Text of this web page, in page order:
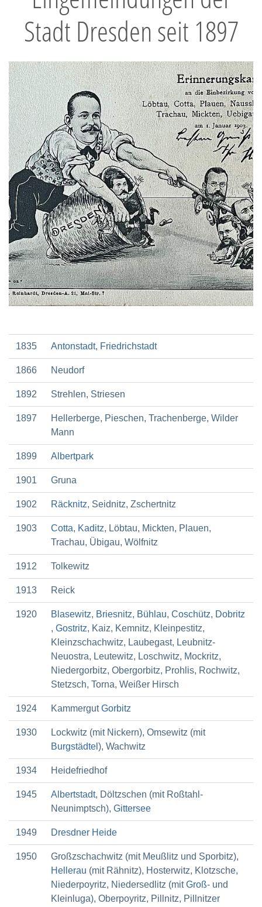
Stadt Dresden seit 1897
1835 Antonstadt, Friedrichstadt
1866 Neudorf
1892 Strehlen, Striesen
1897
Hellerberge, Pieschen, Trachenberge, Wilder
Mann
1899 Albertpark
1901 Gruna
1902 Räcknitz, Seidnitz, Zschertnitz
1903 Cotta, Kaditz, Löbtau, Mickten, Plauen,
Trachau, Übigau, Wölfnitz
1912 Tolkewitz
1913 Reick
1920 Blasewitz, Briesnitz, Bühlau, Coschütz, Dobritz
, Gostritz, Kaiz, Kemnitz, Kleinpestitz,
Kleinzschachwitz, Laubegast, Leubnitz-
Neuostra, Leutewitz, Loschwitz, Mockritz,
Niedergorbitz, Obergorbitz, Prohlis, Rochwitz,
Stetzsch, Torna, Weißer Hirsch
1924 KammergutGorbitz
1930
Lockwitz (mit Nickern), Omsewitz (mit
Burgstädtel ), Wachwitz
1934 Heidefriedhof
1945 Albertstadt, Döltzschen (mit Roßtahl-
Neunimptsch), Gittersee
1949 Dresdner Heide
1950
Großzschachwitz (mit Meußlitz und Sporbitz),
Hellerau (mit Rähnitz), Hosterwitz, Klotzsche,
Niederpoyritz, Niedersedlitz (mitGroß- und
Kleinluga), Oberpoyritz, Pillnitz, Pillnitzer